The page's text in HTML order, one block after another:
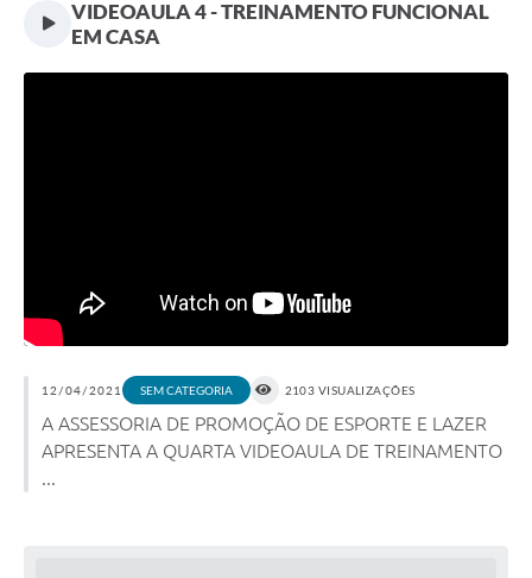
VIDEOAULA 4 - TREINAMENTO FUNCIONAL
EM CASA
12/04/2021 SEM CATEGORIA 2103 VISUALIZAÇÕES
A ASSESSORIA DE PROMOÇÃO DE ESPORTE E LAZER
APRESENTA A QUARTA VIDEOAULA DE TREINAMENTO
...